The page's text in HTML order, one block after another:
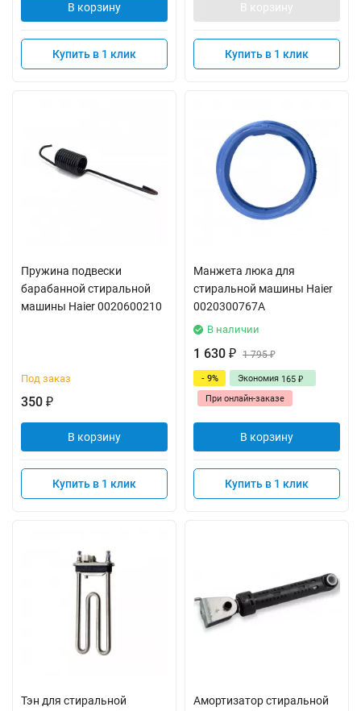
В корзину
Купить в 1 клик
В корзину
Купить в 1 клик
Пружина подвески
барабанной стиральной
машины Haier 0020600210
Под заказ
350 ₽
В корзину
Купить в 1 клик
Манжета люка для
стиральной машины Haier
0020300767A
В наличии
1 630 ₽ 1 795₽
- 9% Экономия 165 ₽
При онлайн-заказе
В корзину
Купить в 1 клик
Тэн для стиральной
Амортизатор стиральной